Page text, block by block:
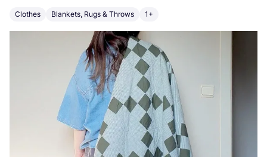
Clothes Blankets, Rugs & Throws 1+